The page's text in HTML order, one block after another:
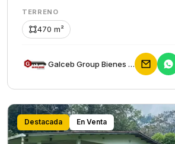
TERRENO
470 m²
Galceb Group Bienes Raices
Destacada En Venta